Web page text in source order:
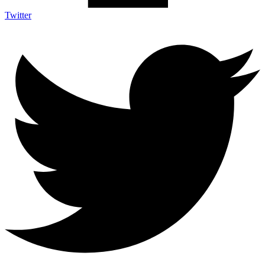
Twitter